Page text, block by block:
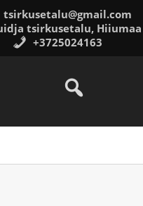
tsirkusetalu@gmail.com
tsirkusetalu, Hiiumaa
+3725024163